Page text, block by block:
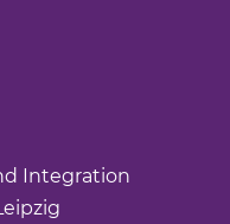
Integration